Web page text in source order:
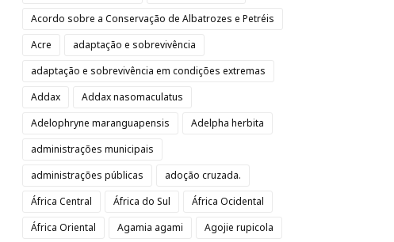
Acordo sobre a Conservação de Albatrozes e Petréis
Acre
adaptação e sobrevivência
adaptação e sobrevivência em condições extremas
Addax
Addax nasomaculatus
Adelophryne maranguapensis
Adelpha herbita
administrações municipais
administrações públicas
adoção cruzada.
África Central
África do Sul
África Ocidental
África Oriental
Agamia agami
Agojie rupicola